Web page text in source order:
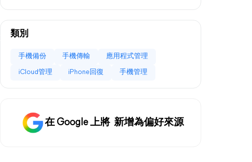
類別
手機備份 手機傳輸 應用程式管理
iCloud管理 iPhone回復 手機管理
在 Google 上將 新增為偏好來源